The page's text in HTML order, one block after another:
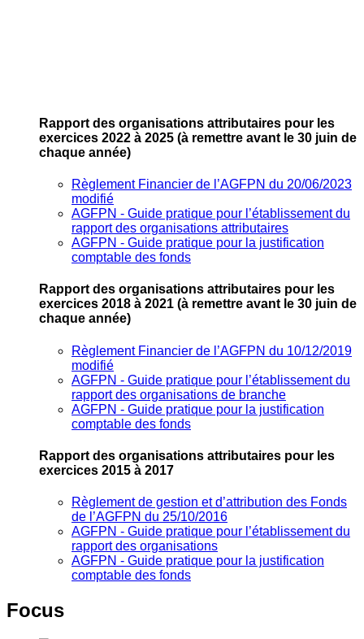
Rapport des organisations attributaires pour les
exercices 2022 à 2025 (à remettre avant le 30 juin de
chaque année)
Règlement Financier de l’AGFPN du 20/06/2023
modifié
AGFPN ‐ Guide pratique pour l’établissement du
rapport des organisations attributaires
AGFPN ‐ Guide pratique pour la justification
comptable des fonds
Rapport des organisations attributaires pour les
exercices 2018 à 2021 (à remettre avant le 30 juin de
chaque année)
Règlement Financier de l’AGFPN du 10/12/2019
modifié
AGFPN ‐ Guide pratique pour l’établissement du
rapport des organisations de branche
AGFPN ‐ Guide pratique pour la justification
comptable des fonds
Rapport des organisations attributaires pour les
exercices 2015 à 2017
Règlement de gestion et d’attribution des Fonds
de l’AGFPN du 25/10/2016
AGFPN ‐ Guide pratique pour l’établissement du
rapport des organisations
AGFPN ‐ Guide pratique pour la justification
comptable des fonds
Focus